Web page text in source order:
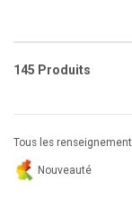
145 Produits
Tous les
Nouveauté